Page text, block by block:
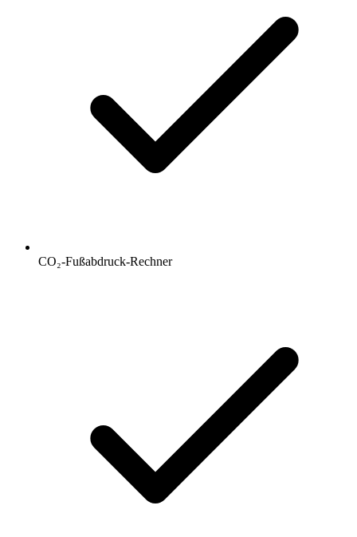
CO₂-Fußabdruck-Rechner